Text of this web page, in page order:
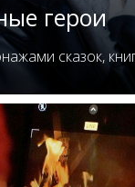
герои
сказок,